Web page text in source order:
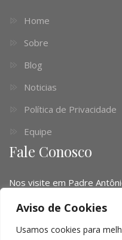
Aviso de Cookies
Usamos cookies para
Home
Sobre
Blog
Noticias
Política de Privacidade
Equipe
Fale Conosco
Nos visite em Padre
Telefone: (041) 3016-